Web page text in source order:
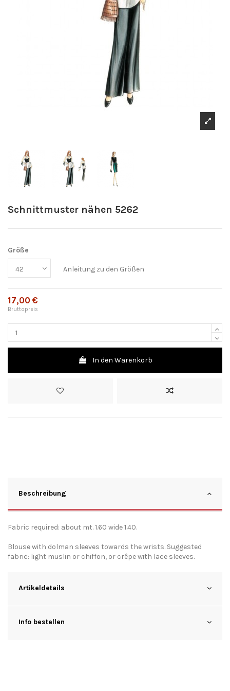
Schnittmuster nähen 5262
Größe
Anleitung zu den Größen
17,00 €
Bruttopreis
In den Warenkorb
Beschreibung
Fabric required: about mt. 1.60 wide 1.40.
Blouse with dolman sleeves towards the wrists. Suggested
fabric: light muslin or chiffon, or crêpe with lace sleeves.
Artikeldetails
Info bestellen